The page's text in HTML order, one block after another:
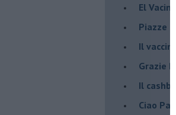
El
Piazze
​Il
Grazie
Il
Ciao